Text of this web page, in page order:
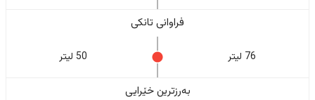
فراوانی تانکی
76 لیتر 50 لیتر
بەرزترین خێرایی